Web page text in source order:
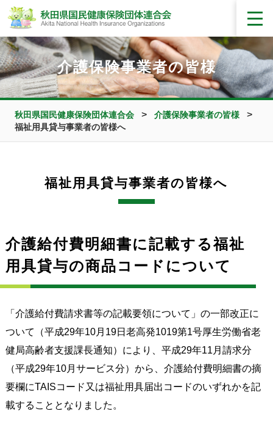
介護保険事業者の皆様
秋田県国民健康保険団体連合会 > 介護保険事業者の皆様 >
福祉用具貸与事業者の皆様へ
福祉用具貸与事業者の皆様へ
介護給付費明細書に記載する福祉
用具貸与の商品コードについて
「介護給付費請求書等の記載要領について」の一部改正に
ついて（平成29年10月19日老高発1019第1号厚生労働省老
健局高齢者支援課長通知）により、平成29年11月請求分
（平成29年10月サービス分）から、介護給付費明細書の摘
要欄にTAISコード又は福祉用具届出コードのいずれかを記
載することとなりました。